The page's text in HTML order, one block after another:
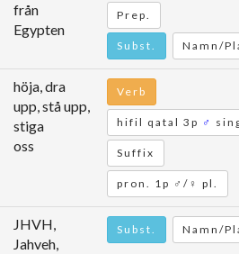
från
Egypten
Prep.
Subst. Namn/
höja, dra
upp, stå upp,
stiga
oss
Verb
hifil qatal 3p ♂
Suffix
pron. 1p ♂/♀ pl.
JHVH,
Jahveh,
Subst. Namn/